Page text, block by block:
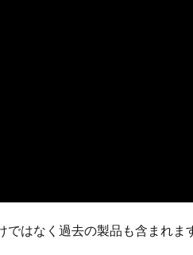
はなく過去の製品も含まれま